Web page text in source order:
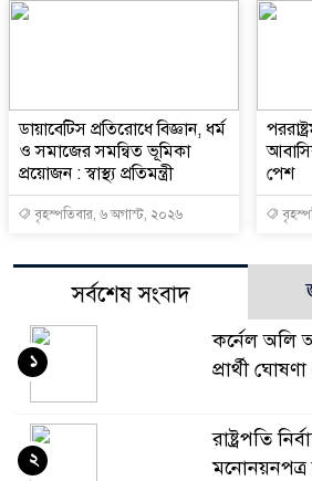
ডায়াবেটিস প্রতিরোধে বিজ্ঞান, ধর্ম
ও সমাজের সমন্বিত ভূমিকা
প্রয়োজন : স্বাস্থ্য প্রতিমন্ত্রী
বৃহস্পতিবার, ৬ অগাস্ট, ২০২৬
পেশ
সর্বশেষ সংবাদ
কর্নেল অলি
প্রার্থী
১
রাষ্ট্রপতি
মনোনয়নপত্র
২